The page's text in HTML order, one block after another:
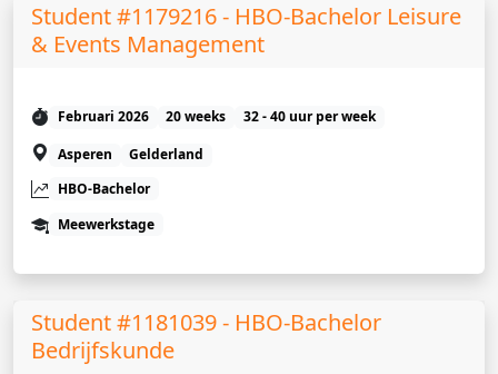
Student #1179216 - HBO-Bachelor Leisure
& Events Management
Februari 2026 20 weeks
32 - 40 uur per week
Asperen
Gelderland
HBO-Bachelor
Meewerkstage
Student #1181039 - HBO-Bachelor
Bedrijfskunde